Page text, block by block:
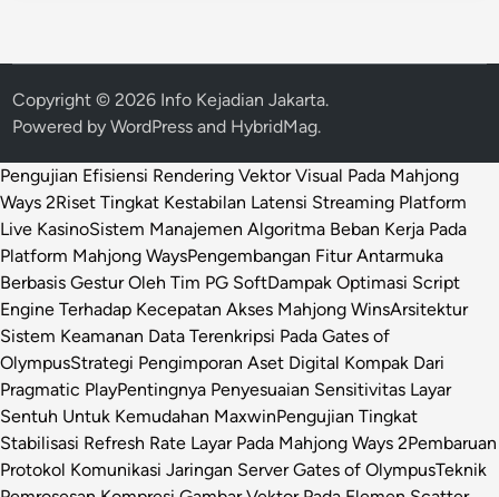
Copyright © 2026 Info Kejadian Jakarta.
Powered byWordPress and HybridMag.
Pengujian Efisiensi Rendering Vektor Visual Pada Mahjong
Ways 2Riset Tingkat Kestabilan Latensi Streaming Platform
Live KasinoSistem Manajemen Algoritma Beban Kerja Pada
Platform Mahjong WaysPengembangan Fitur Antarmuka
Berbasis Gestur Oleh Tim PG SoftDampak Optimasi Script
Engine Terhadap Kecepatan Akses Mahjong WinsArsitektur
Sistem Keamanan Data Terenkripsi Pada Gates of
OlympusStrategi Pengimporan Aset Digital Kompak Dari
Pragmatic PlayPentingnya Penyesuaian Sensitivitas Layar
Sentuh Untuk Kemudahan MaxwinPengujian Tingkat
Stabilisasi Refresh Rate Layar Pada Mahjong Ways 2Pembaruan
Protokol Komunikasi Jaringan Server Gates of OlympusTeknik